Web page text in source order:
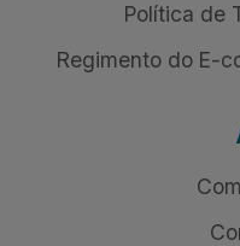
Política de
Regimento do E-